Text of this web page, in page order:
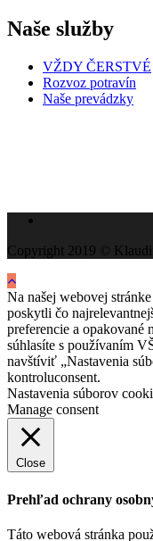
Naše služby
VŽDY ČERSTVÉ
Rozvoz potravín
Naše prevádzky
Copyright 2019 ©
Na našej webovej
poskytli čo
preferencie a
súhlasíte s používaním
navštíviť „Nastavenia
kontroluconsent.
Nastavenia súborov
Manage consent
Close
Prehľad ochrany
Táto webová stránka